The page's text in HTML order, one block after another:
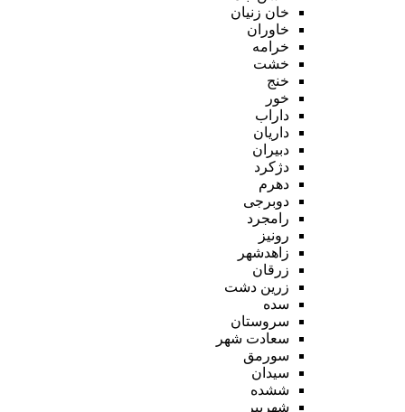
خان زنیان
خاوران
خرامه
خشت
خنج
خور
داراب
داریان
دبیران
دژکرد
دهرم
دوبرجی
رامجرد
رونیز
زاهدشهر
زرقان
زرین دشت
سده
سروستان
سعادت شهر
سورمق
سیدان
ششده
شهرپیر